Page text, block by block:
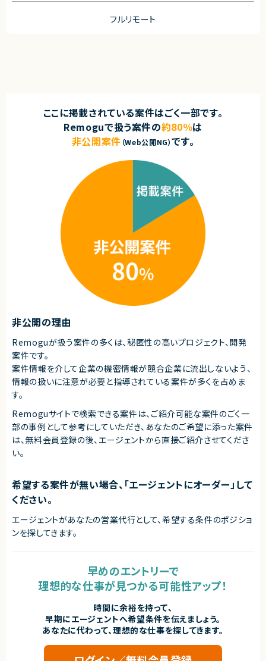
フルリモート
ここに掲載されている案件はごく一部です。
Remoguで扱う案件の約80％は
非公開案件 （Web公開NG）です。
非公開の理由
Remoguが扱う案件の多くは、秘匿性の高いプロジェクト、開発
案件です。
案件情報を介して企業の機密情報が競合企業に流出しないよう、
情報の扱いに注意が必要と指導されている案件が多くを占めま
す。
Remoguサイトで検索できる案件は、ご紹介可能な案件のごく一
部の事例として参考にしていただき、 あなたのご希望に添った案件
は、無料会員登録の後、エージェントから直接ご紹介させてくださ
い。
希望する案件が無い場合、「エージェントにオーダー」して
ください。
エージェントがあなたの営業代行として、希望する条件のポジショ
ンを探してきます。
早めのエントリーで
理想的な仕事が見つかる可能性アップ！
時間に余裕を持って、
早期にエージェントへ希望条件を伝えましょう。
あなたに代わって、理想的な仕事を探してきます。